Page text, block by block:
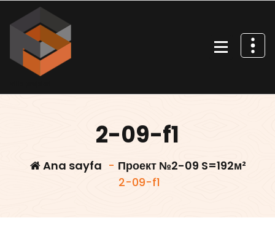
geç
2-09-f1
Ana sayfa - Проект №2-09 S=192м²
2-09-f1